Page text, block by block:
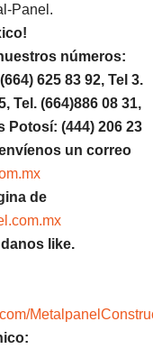
Panel.
números:
625 83 92, Tel 3.
Tel. (664)886 08 31,
Potosí: (444) 206 23
un correo
de
like.